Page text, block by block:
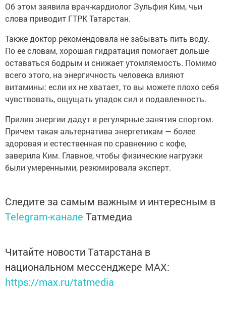
Об этом заявила врач-кардиолог Зульфия Ким, чьи
слова приводит ГТРК Татарстан.
Также доктор рекомендовала не забывать пить воду.
По ее словам, хорошая гидратация помогает дольше
оставаться бодрым и снижает утомляемость. Помимо
всего этого, на энергичность человека влияют
витамины: если их не хватает, то вы можете плохо себя
чувствовать, ощущать упадок сил и подавленность.
Прилив энергии дадут и регулярные занятия спортом.
Причем такая альтернатива энергетикам — более
здоровая и естественная по сравнению с кофе,
заверила Ким. Главное, чтобы физические нагрузки
были умеренными, резюмировала эксперт.
Следите за самым важным и интересным в
Telegram-канале Татмедиа
Читайте новости Татарстана в
национальном мессенджере MАХ:
https://max.ru/tatmedia